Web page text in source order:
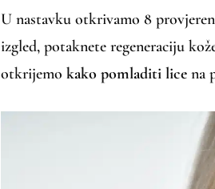
U nastavku otkrivamo 8
izgled, potaknete regeneraciju
otkrijemo kako pomladiti lice na